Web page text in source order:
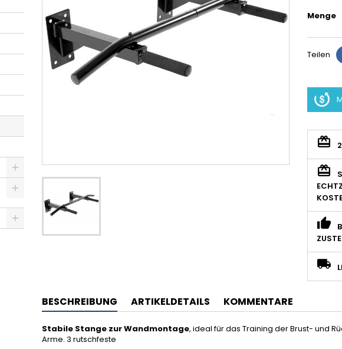
Menge
Teilen
BESCHREIBUNG ARTIKELDETAILS KOMMENTARE
Stabile Stange zur Wandmontage, ideal für das Training der Brust- und
Arme. 3 rutschfeste